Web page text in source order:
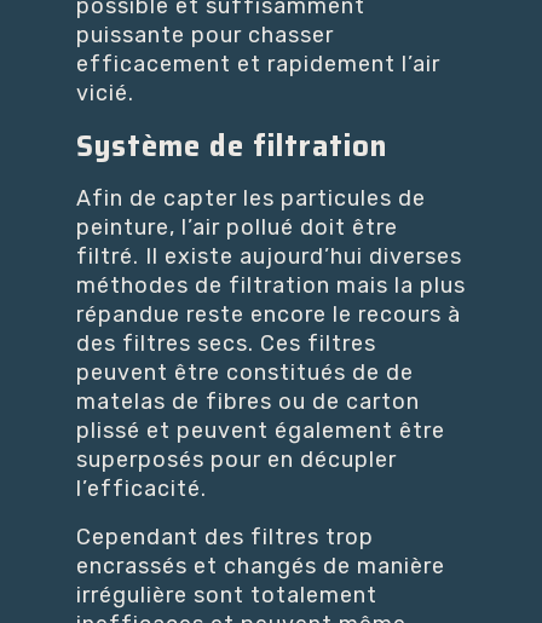
possible et suffisamment
puissante pour chasser
efficacement et rapidement l’air
vicié.
Système de filtration
Afin de capter les particules de
peinture, l’air pollué doit être
filtré. Il existe aujourd’hui diverses
méthodes de filtration mais la plus
répandue reste encore le recours à
des filtres secs. Ces filtres
peuvent être constitués de de
matelas de fibres ou de carton
plissé et peuvent également être
superposés pour en décupler
l’efficacité.
Cependant des filtres trop
encrassés et changés de manière
irrégulière sont totalement